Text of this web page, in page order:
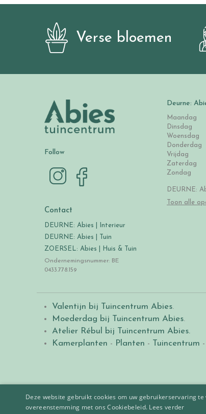
Verse bloemen
Follow
Contact
DEURNE: Abies | Interieur
DEURNE: Abies | Tuin
ZOERSEL: Abies | Huis & Tuin
Ondernemingsnummer: BE
0433.778.159
Deurne:
Maandag
Dinsdag
Woensdag
Donderdag
Vrijdag
Zaterdag
Zondag
DEURNE:
Toon alle
Valentijn bij Tuincentrum Abies
Moederdag bij Tuincentrum Abies.
Atelier Rébul bij Tuincentrum Abies.
Kamerplanten - Planten - Tuincentrum -
Deze website gebruikt cookies om uw gebruikerservaring
overeenstemming met ons Cookiebeleid. Lees verder